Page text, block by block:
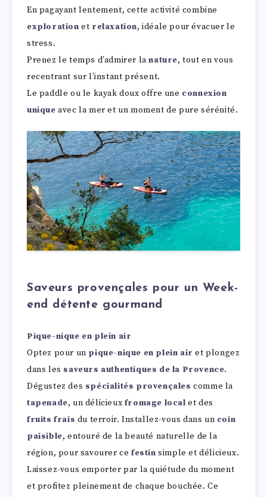
En pagayant lentement, cette activité combine
exploration et relaxation, idéale pour évacuer le
stress.
Prenez le temps d’admirer lanature, tout en vous
recentrant sur l’instant présent.
Le paddle ou le kayak doux offre une connexion
unique avec la mer et un moment de pure sérénité.
Saveurs provençales pour un Week-
end détente gourmand
Pique-nique en plein air
Optez pour un pique-nique en plein air et plongez
dans les saveurs authentiques de la Provence.
Dégustez des spécialités provençales comme la
tapenade, un délicieuxfromage local et des
fruits frais du terroir. Installez-vous dans un coin
paisible, entouré de la beauté naturelle de la
région, pour savourer cefestin simple et délicieux.
Laissez-vous emporter par la quiétude du moment
et profitez pleinement de chaque bouchée. Ce